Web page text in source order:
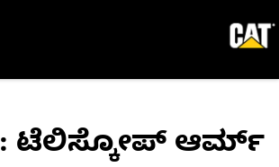
: ಟೆಲಿಸ್ಕೋಪ್ ಆರ್ಮ್